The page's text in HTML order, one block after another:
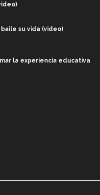
su vida (video)
la experiencia educativa